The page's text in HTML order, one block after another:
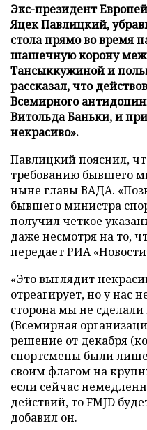
Экс-президент
Яцек Павлицкий,
стола прямо во время
шашечную корону
Тансыккужиной и
рассказал, что
Всемирного
Витольда Баньки, и
некрасиво».
Павлицкий пояснил,
требованию бывшего
ныне главы ВАДА.
бывшего министра
получил четкое
даже несмотря на то,
передаетРИА
«Это выглядит
отреагирует, но у нас
сторона мы не сделали
(Всемирная
решение от декабря
спортсмены были
своим флагом на
если сейчас
действий, то FMJD
добавил он.